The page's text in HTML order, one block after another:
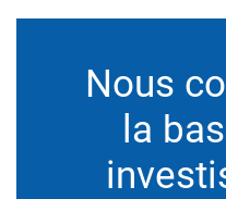
Nous
la